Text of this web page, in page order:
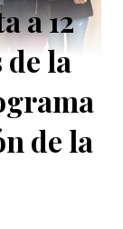
a 12
la
de la